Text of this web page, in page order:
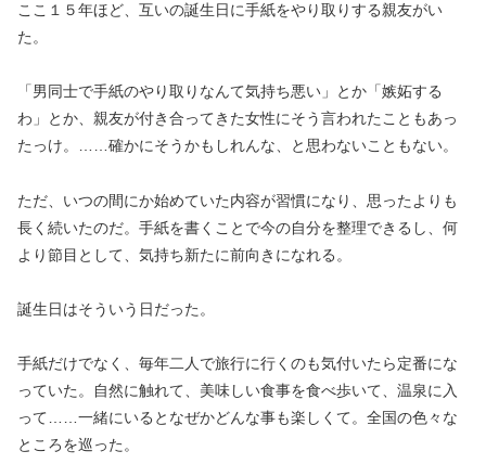
ここ１５年ほど、互いの誕生日に手紙をやり取りする親友がい
た。
「男同士で手紙のやり取りなんて気持ち悪い」とか「嫉妬する
わ」とか、親友が付き合ってきた女性にそう言われたこともあっ
たっけ。……確かにそうかもしれんな、と思わないこともない。
ただ、いつの間にか始めていた内容が習慣になり、思ったよりも
長く続いたのだ。手紙を書くことで今の自分を整理できるし、何
より節目として、気持ち新たに前向きになれる。
誕生日はそういう日だった。
手紙だけでなく、毎年二人で旅行に行くのも気付いたら定番にな
っていた。自然に触れて、美味しい食事を食べ歩いて、温泉に入
って……一緒にいるとなぜかどんな事も楽しくて。全国の色々な
ところを巡った。